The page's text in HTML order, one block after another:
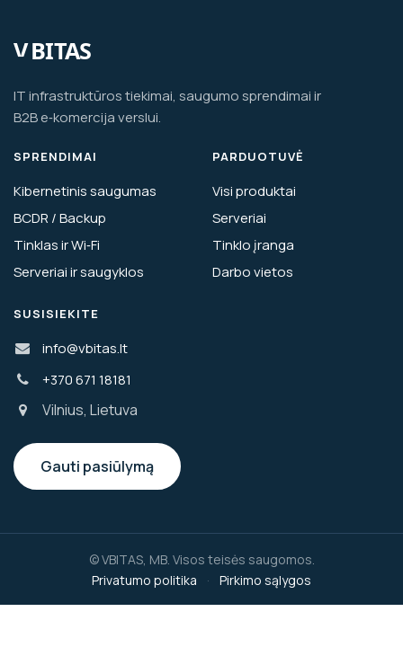
IT infrastruktūros tiekimai, saugumo sprendimai ir
B2B e‑komercija verslui.
SPRENDIMAI
Kibernetinis saugumas
BCDR / Backup
Tinklas ir Wi‑Fi
Serveriai ir saugyklos
PARDUOTUVĖ
Visi produktai
Serveriai
Tinklo įranga
Darbo vietos
SUSISIEKITE
info@vbitas.lt
+370 671 18181
Vilnius, Lietuva
Gauti pasiūlymą
© VBITAS, MB. Visos teisės saugomos.
Privatumo politika
· Pirkimo sąlygos